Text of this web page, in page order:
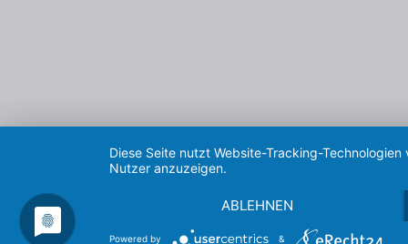
Diese Seite nutzt Website-Tracking-
Nutzer anzuzeigen.
ABLEHNEN
Powered by &